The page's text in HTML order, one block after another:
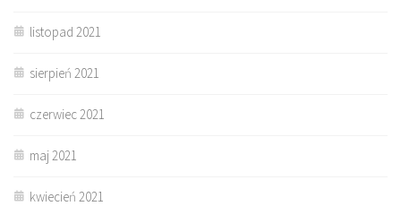
listopad 2021
sierpień 2021
czerwiec 2021
maj 2021
kwiecień 2021